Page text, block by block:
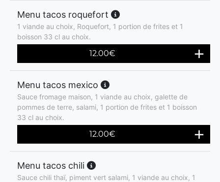
Menu tacos roquefort
1 viande au choix, Roquefort, 1 portion de frites et 1
boisson 33 cl au choix.
12.00€
Menu tacos mexico
Sauce fromage maison, 1 viande au choix, galette de
pommes de terre, salami, 1 portion de frites et 1 boisson
33 cl au choix.
12.00€
Menu tacos chili
Sauce chili thaï, piment vert salami, 1 viande au choix, 1